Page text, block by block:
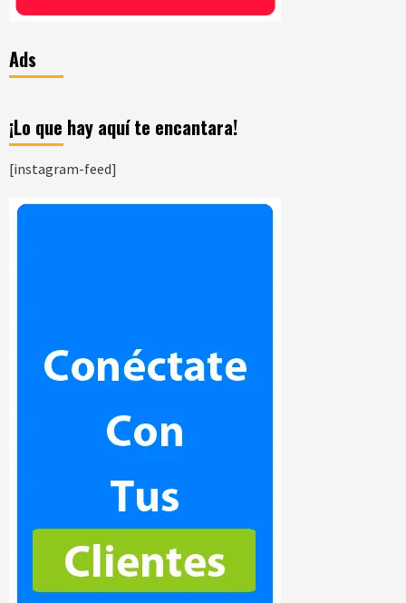
Ads
¡Lo que hay aquí te encantara!
[instagram-feed]